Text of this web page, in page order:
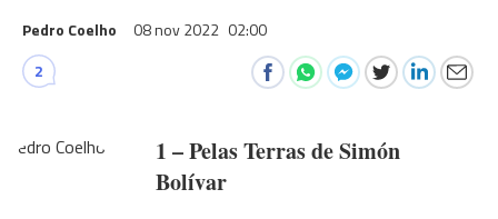
Pedro Coelho 08 nov 2022 02:00
2
1 – Pelas Terras de Simón
Bolívar